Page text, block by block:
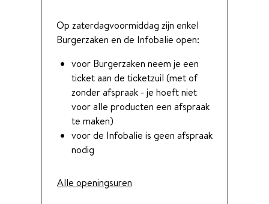
Op zaterdagvoormiddag zijn enkel
Burgerzaken en de Infobalie open:
voor Burgerzaken neem je een
ticket aan de ticketzuil (met of
zonder afspraak - je hoeft niet
voor alle producten een afspraak
te maken)
voor de Infobalie is geen afspraak
nodig
Alle openingsuren